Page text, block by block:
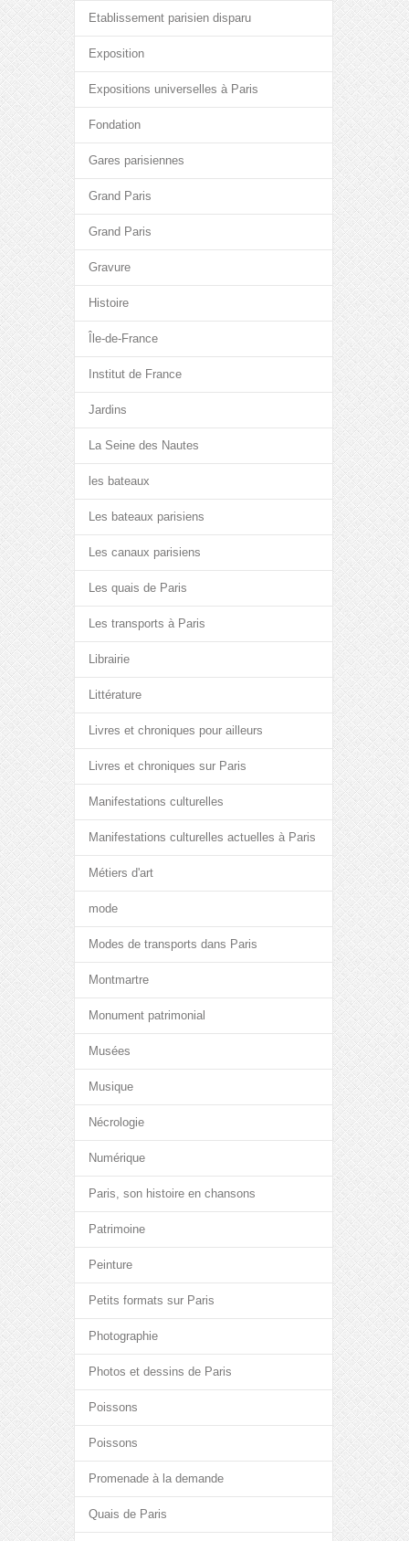
Etablissement parisien disparu
Exposition
Expositions universelles à Paris
Fondation
Gares parisiennes
Grand Paris
Grand Paris
Gravure
Histoire
Île-de-France
Institut de France
Jardins
La Seine des Nautes
les bateaux
Les bateaux parisiens
Les canaux parisiens
Les quais de Paris
Les transports à Paris
Librairie
Littérature
Livres et chroniques pour ailleurs
Livres et chroniques sur Paris
Manifestations culturelles
Manifestations culturelles actuelles à Paris
Métiers d'art
mode
Modes de transports dans Paris
Montmartre
Monument patrimonial
Musées
Musique
Nécrologie
Numérique
Paris, son histoire en chansons
Patrimoine
Peinture
Petits formats sur Paris
Photographie
Photos et dessins de Paris
Poissons
Poissons
Promenade à la demande
Quais de Paris